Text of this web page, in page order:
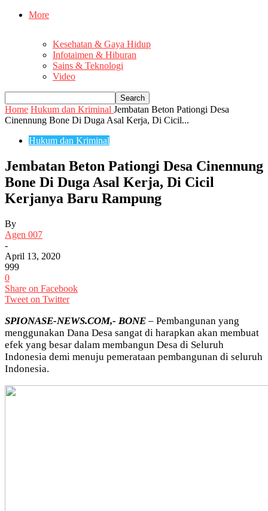
More
Kesehatan & Gaya Hidup
Infotaimen & Hiburan
Sains & Teknologi
Video
Home Hukum dan Kriminal Jembatan Beton Pationgi Desa
Cinennung Bone Di Duga Asal Kerja, Di Cicil...
Hukum dan Kriminal
Jembatan Beton Pationgi Desa Cinennung
Bone Di Duga Asal Kerja, Di Cicil
Kerjanya Baru Rampung
By
Agen 007
-
April 13, 2020
999
0
Share on Facebook
Tweet on Twitter
SPIONASE-NEWS.COM,- BONE – Pembangunan yang
menggunakan Dana Desa sangat di harapkan akan membuat
efek yang besar dalam membangun Desa di Seluruh
Indonesia demi menuju pemerataan pembangunan di seluruh
Indonesia.